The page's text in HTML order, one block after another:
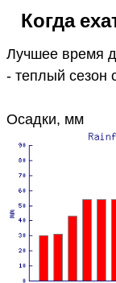
Когда
Лучшее время
- теплый сезон
Осадки, мм